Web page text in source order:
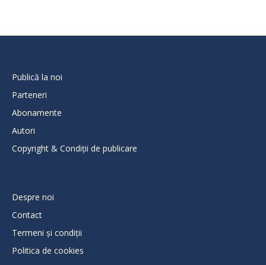
Publică la noi
Parteneri
Abonamente
Autori
Copyright & Condiții de publicare
Despre noi
Contact
Termeni și condiții
Politica de cookies